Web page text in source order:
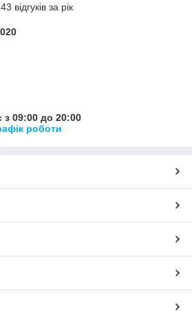
відгуків за рік
з 09:00 до 20:00
роботи